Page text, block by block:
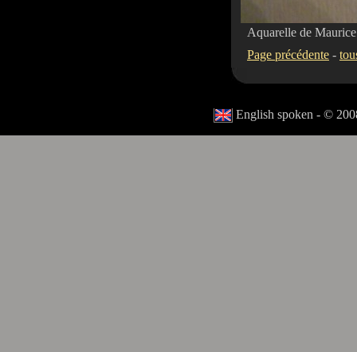
Aquarelle de
Page précédente -
English spoken - ©